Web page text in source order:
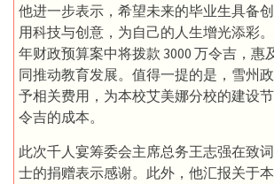
他进一步表示，希望未来的毕业生具备
用科技与创意，为自己的人生增光添彩
年财政预算案中将拨款 3000 万令吉，惠
同推动教育发展。值得一提的是，雪州
予相关费用，为本校艾美娜分校的建设
令吉的成本。
此次千人宴筹委会主席总务王志强在致
士的捐赠表示感谢。此外，他汇报关于